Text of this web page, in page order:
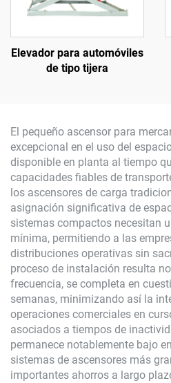
Elevador para automóviles
de tipo tijera
El pequeño ascensor para
excepcional en el uso del
disponible en planta al tiempo
capacidades fiables de
los ascensores de carga
asignación significativa de
sistemas compactos necesitan
mínima, permitiendo a las
distribuciones operativas sin
proceso de instalación resulta
frecuencia, se completa en
semanas, minimizando así la
operaciones comerciales en
asociados a tiempos de
permanece notablemente bajo
sistemas de ascensores más
importantes ahorros a largo